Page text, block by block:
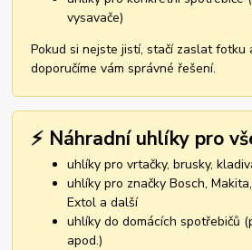
vysavače)
Pokud si nejste jistí, stačí zaslat fotku
doporučíme vám správné řešení.
⚡ Náhradní uhlíky pro
uhlíky pro vrtačky, brusky,
uhlíky pro značky Bosch,
Extol a další
uhlíky do domácích spotřebičů
apod.)